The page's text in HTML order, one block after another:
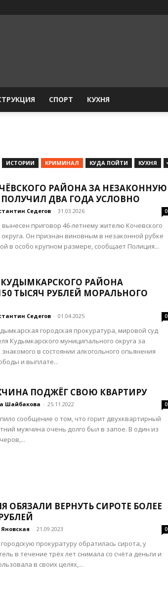
СПОРТ КУХНЯ
ИСТОРИИ КРИМИНАЛ КУДА ПОЙТИ КУХНЯ
РАЙОНА ЗА НЕЗАКОННУЮ
ПОЛУЧИЛ ДВА ГОДА УСЛОВНО
Седегов - 31.03.2026 0
приговор 46-летнему жителю Кочевского
Он признан виновным в незаконной рубке
в особо крупном размере, сообщает Полиция...
РАЙОНА
ТЫСЯЧ РУБЛЕЙ МОРАЛЬНОГО
Седегов - 01.04.2025 0
городская прокуратура, мировой суд
Кудымкарского муниципального округа за
в состоянии алкогольного опьянения
и выплате...
ПОДЖЁГ СВОЮ КВАРТИРУ
Шайбакова - 25.11.2022 0
сообщение о том, что горит двухквартирный
мужчина очень долго был в запое. В один из
ОБЯЗАЛИ ВЕРНУТЬ СИРОТЕ БОЛЕЕ
- 21.09.2023 0
прокуратуру обратилась сирота, у
в течение трёх лет снимала со счёта деньги и
в своих целях,...